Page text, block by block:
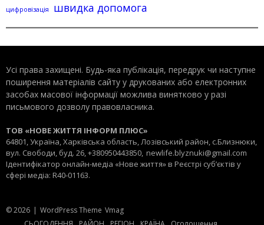
цифровізація швидка допомога
Усі права захищені. Будь-яка публiкацiя, передрук чи наступне
поширення матеріалів сайту у друкованих або електронних
засобах масової інформації можлива винятково у разі
письмового дозволу правовласника.
ТОВ «НОВЕ ЖИТТЯ ІНФОРМ ПЛЮС»
64801, Україна, Харківська область, Лозівський район, с.Близнюки,
вул. Свободи, буд. 26, +380950443850, newlife.blyznuki@gmail.com
Ідентифікатор онлайн-медіа «Нове життя» в Реєстрі суб’єктів у
сфері медіа: R40-01163.
© 2026 | WordPress Theme Vmag